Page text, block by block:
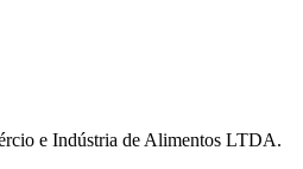
e Indústria de Alimentos LTDA.